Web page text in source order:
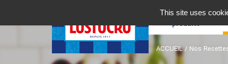
Nos
produits
ACCUEIL/ Nos
This site uses